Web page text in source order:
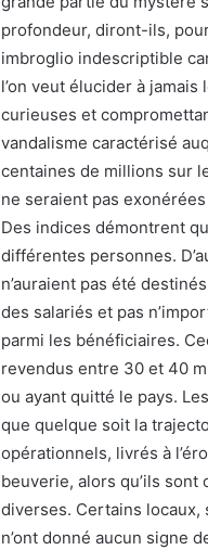
profondeur, diront-ils,
imbroglio indescriptible
l’on veut élucider à
curieuses et
vandalisme caractérisé
centaines de millions sur
ne seraient pas
Des indices démontrent
différentes personnes.
n’auraient pas été
des salariés et pas
parmi les bénéficiaires.
revendus entre 30 et 40
ou ayant quitté le pays.
que quelque soit la
opérationnels, livrés à
beuverie, alors qu’ils
diverses. Certains locaux,
n’ont donné aucun signe